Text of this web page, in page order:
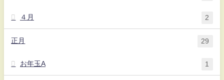
４月 2
正月 29
お年玉A 1